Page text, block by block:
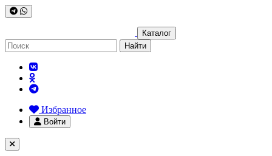
Каталог
Найти
Избранное
Войти